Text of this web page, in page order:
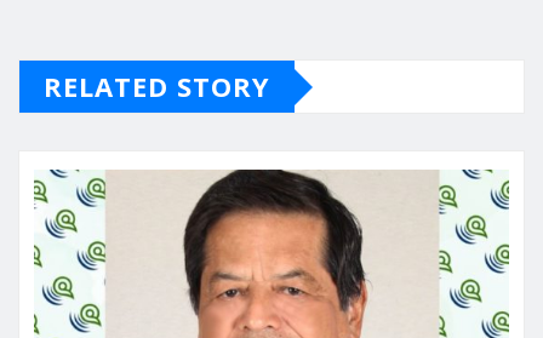
RELATED STORY